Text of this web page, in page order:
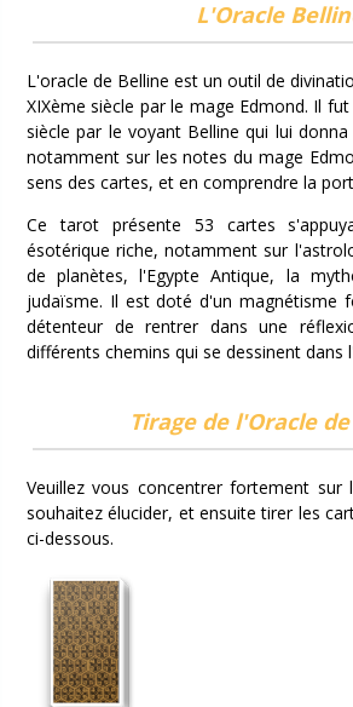
L'Oracle
L'oracle de Belline est un outil de
XIXème siècle par le mage Edmond. Il
siècle par le voyant Belline qui lui
notamment sur les notes du mage
sens des cartes, et en comprendre la
Ce tarot présente 53 cartes
ésotérique riche, notamment sur
de planètes, l'Egypte Antique, la
judaïsme. Il est doté d'un magnétisme
détenteur de rentrer dans une
différents chemins qui se dessinent dans
Tirage de l'Oracle
Veuillez vous concentrer fortement sur
souhaitez élucider, et ensuite tirer les
ci-dessous.